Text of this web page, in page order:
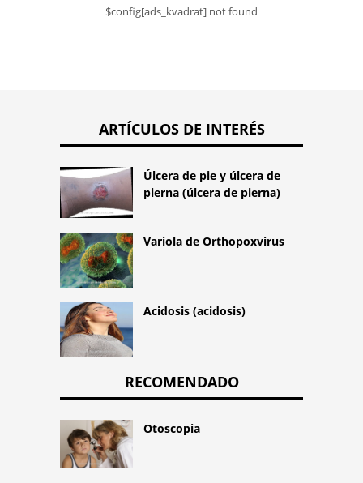
$config[ads_kvadrat] not found
ARTÍCULOS DE INTERÉS
Úlcera de pie y úlcera de
pierna (úlcera de pierna)
Variola de Orthopoxvirus
Acidosis (acidosis)
RECOMENDADO
Otoscopia